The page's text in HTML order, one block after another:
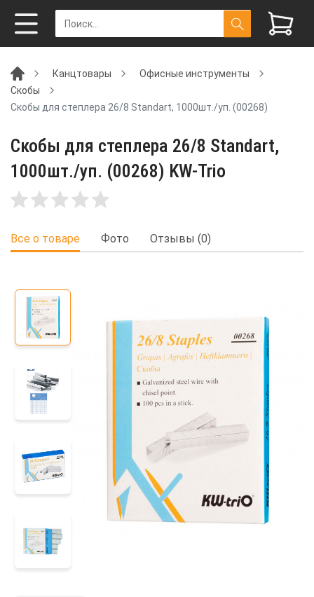
Канцтовары
Офисные инструменты
Скобы
Скобы для степлера 26/8 Standart, 1000шт./уп. (00268)
Скобы для степлера 26/8 Standart,
1000шт./уп. (00268) KW-Trio
Все о товаре Фото Отзывы (0)